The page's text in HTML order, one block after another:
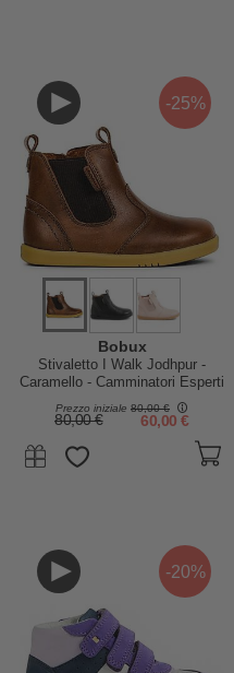
-25%
Bobux
Stivaletto I Walk Jodhpur -
Caramello - Camminatori Esperti
Prezzo iniziale 80,00 €
80,00 € 60,00 €
-20%